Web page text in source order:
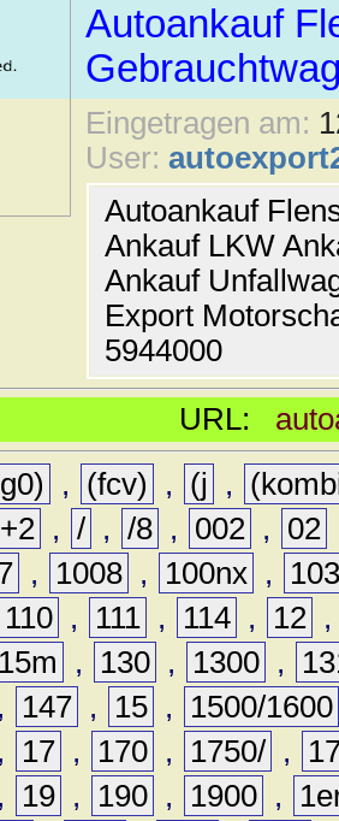
Autoankauf
Eingetragen am:
User:
Autoankauf
Ankauf LKW
Ankauf
Export
5944000
URL:
, (fcv) , (j ,
+2 , / , /8 , 002 , 02
, 1008 , 100nx ,
110 , 111 , 114 , 12
, 130 , 1300 ,
, 147 , 15 ,
1500/1600
, 17 , 170 , 1750/ ,
, 19 , 190 , 1900 ,